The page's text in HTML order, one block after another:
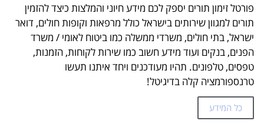
פורטל זימון תורים יספק לכם מידע חיוני והמלצות כיצד להזמין
תורים למגוון שירותים בישראל כולל מרפאות וקופות חולים, דואר
ישראל, בתי חולים, משרדי ממשלה כמו ביטוח לאומי / משרד
הפנים, בנקים ועוד מידע חשוב כמו שירות לקוחות, הזמנות,
טפסים, טלפונים. תהיו מעודכנים ויחד איתנו תעשו
טרנספורמציה קלה בדיגיטל!
כל המידע